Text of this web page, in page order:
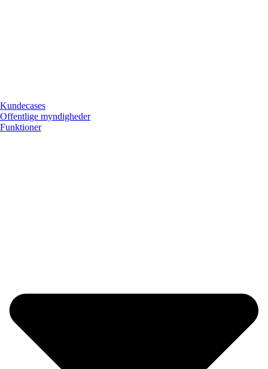
Kundecases
Offentlige myndigheder
Funktioner